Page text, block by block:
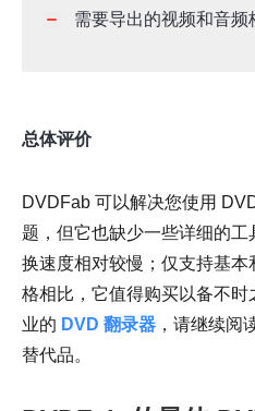
需要导出的视频和音频
总体评价
DVDFab 可以解决您使用
题，但它也缺少一些详细的
换速度相对较慢；仅支持基
格相比，它值得购买以备不
业的 DVD 翻录器 ，请继续阅
替代品。